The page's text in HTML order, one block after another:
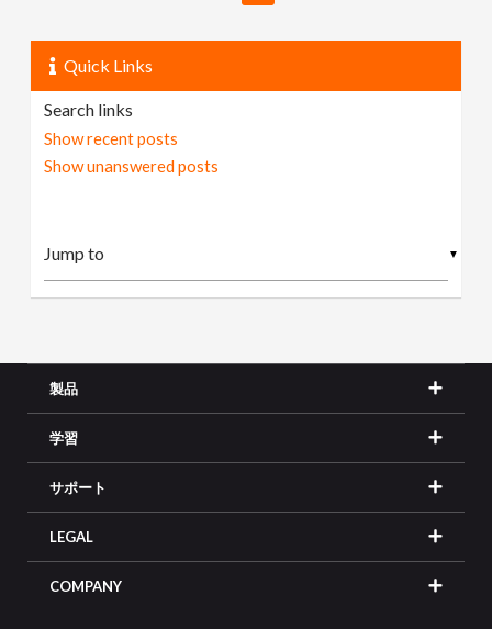
Quick Links
Search links
Show recent posts
Show unanswered posts
▼
製品
学習
サポート
LEGAL
COMPANY